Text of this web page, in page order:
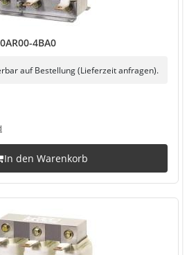
4BA0
auf Bestellung (Lieferzeit anfragen).
In den Warenkorb